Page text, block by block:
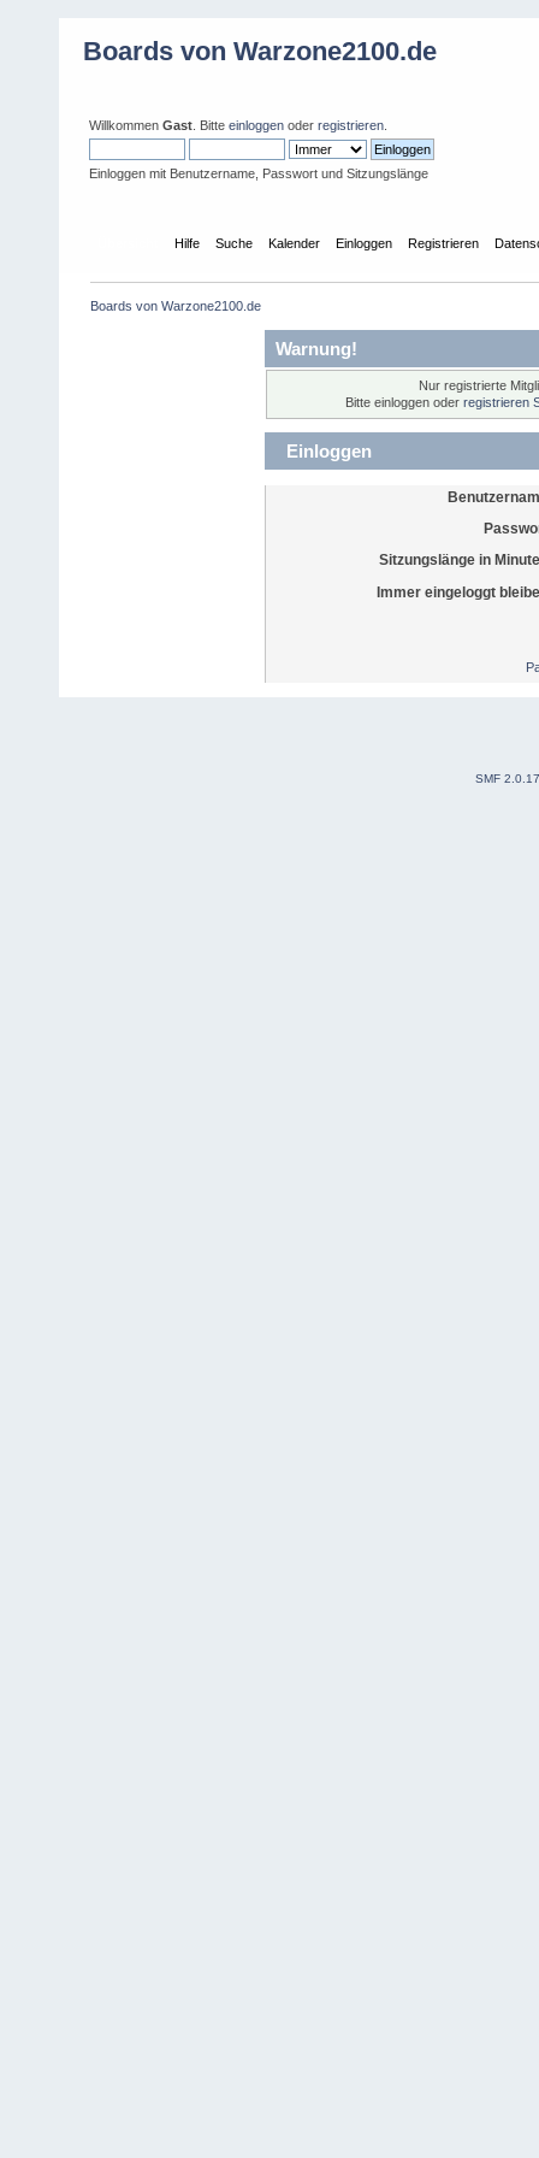
Boards von Warzone2100.de
Willkommen Gast . Bitte einloggen oder registrieren
Einloggen mit Benutzername, Passwort und Sitzungslänge
Hilfe Suche Kalender Einloggen Registrieren
Boards von Warzone2100.de
Warnung!
Nur registrierte
Bitte einloggen oder registrieren
Einloggen
Sitzungslänge in
Immer eingeloggt
SMF 2.0.17